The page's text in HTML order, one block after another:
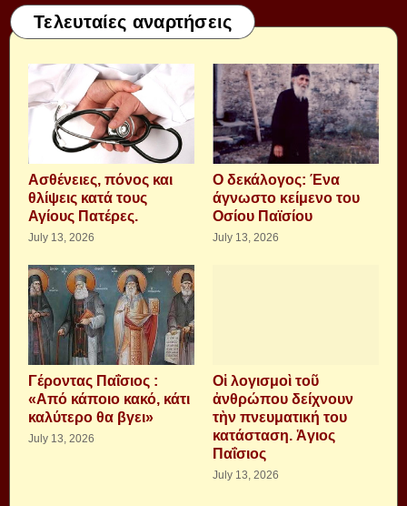
Τελευταίες αναρτήσεις
Aσθένειες, πόνος και
θλίψεις κατά τους
Αγίους Πατέρες.
July 13, 2026
Ο δεκάλογος: Ένα
άγνωστο κείμενο του
Οσίου Παϊσίου
July 13, 2026
Γέροντας Παΐσιος :
«Από κάποιο κακό, κάτι
καλύτερο θα βγει»
July 13, 2026
Οἱ λογισμοὶ τοῦ
ἀνθρώπου δείχνουν
τὴν πνευματική του
κατάσταση. Ἁγιος
Παΐσιος
July 13, 2026